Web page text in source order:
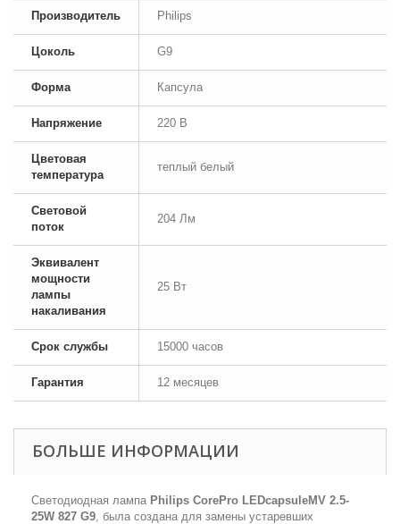
Производитель Philips
Цоколь G9
Форма Капсула
Напряжение 220 В
Цветовая
температура
теплый белый
Световой
поток
204 Лм
Эквивалент
мощности
лампы
накаливания
25 Вт
Срок службы 15000 часов
Гарантия 12 месяцев
БОЛЬШЕ ИНФОРМАЦИИ
Светодиодная лампа Philips CorePro LEDcapsuleMV 2.5-
25W 827 G9, была создана для замены устаревших